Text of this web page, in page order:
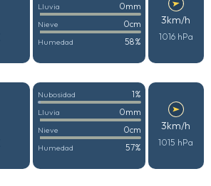
Lluvia 0mm
Nieve 0cm
Humedad 58%
3km/h
1016 hPa
Nubosidad 1%
Lluvia 0mm
Nieve 0cm
Humedad 57%
3km/h
1015 hPa